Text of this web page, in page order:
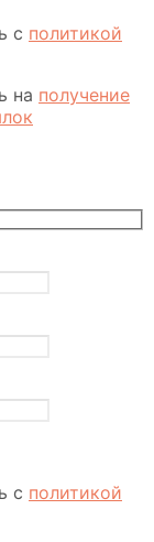
с политикой
на получение
с политикой